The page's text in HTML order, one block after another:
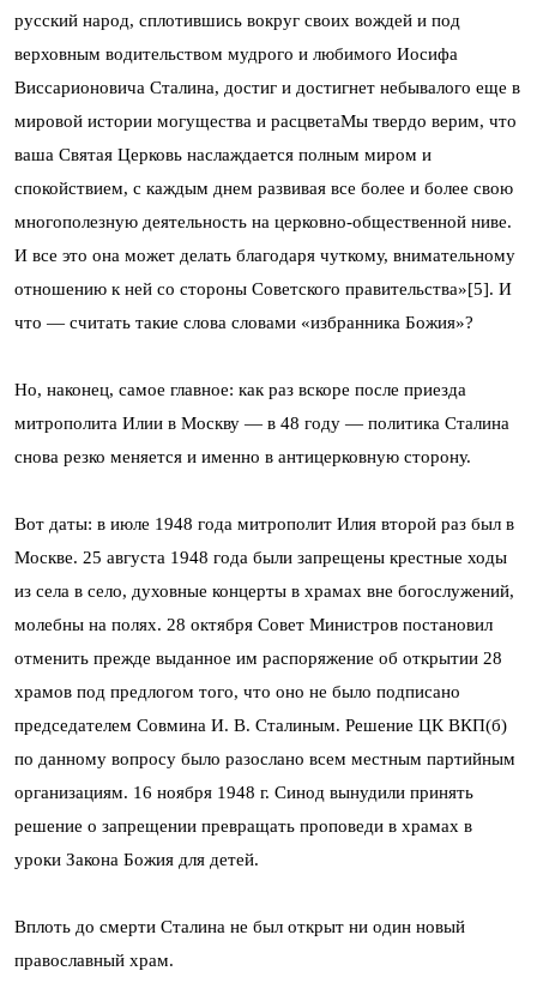
русский народ, сплотившись вокруг своих вождей и под
верховным водительством мудрого и любимого Иосифа
Виссарионовича Сталина, достиг и достигнет небывалого еще в
мировой истории могущества и расцветаМы твердо верим, что
ваша Святая Церковь наслаждается полным миром и
спокойствием, с каждым днем развивая все более и более свою
многополезную деятельность на церковно-общественной ниве.
И все это она может делать благодаря чуткому, внимательному
отношению к ней со стороны Советского правительства»[5]. И
что — считать такие слова словами «избранника Божия»?
Но, наконец, самое главное: как раз вскоре после приезда
митрополита Илии в Москву — в 48 году — политика Сталина
снова резко меняется и именно в антицерковную сторону.
Вот даты: в июле 1948 года митрополит Илия второй раз был в
Москве. 25 августа 1948 года были запрещены крестные ходы
из села в село, духовные концерты в храмах вне богослужений,
молебны на полях. 28 октября Совет Министров постановил
отменить прежде выданное им распоряжение об открытии 28
храмов под предлогом того, что оно не было подписано
председателем Совмина И. В. Сталиным. Решение ЦК ВКП(б)
по данному вопросу было разослано всем местным партийным
органи­зациям. 16 ноября 1948 г. Синод вынудили при­нять
решение о запрещении превращать проповеди в храмах в
уроки Закона Божия для детей.
Вплоть до смерти Сталина не был открыт ни один новый
православный храм.